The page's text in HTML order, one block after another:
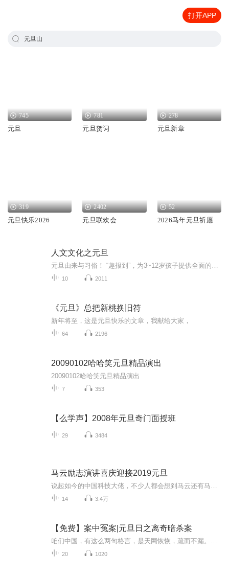
打开APP
元旦山
745
元旦
781
元旦贺词
278
元旦新章
319
元旦快乐2026
2402
元旦联欢会
52
2026马年元旦祈愿
人文文化之元旦
10 2011
《元旦》总把新桃换旧符
新年将至，这是元旦快乐的文章，我献给大家，
64 2196
20090102哈哈笑元旦精品演出
20090102哈哈笑元旦精品演出
7 353
【么学声】2008年元旦奇门面授班
29 3484
马云励志演讲喜庆迎接2019元旦
14 3.4万
【免费】案中冤案|元旦日之离奇暗杀案
20 1020